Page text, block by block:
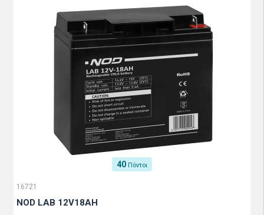
40 Πόντοι
16721
NOD LAB 12V18AH